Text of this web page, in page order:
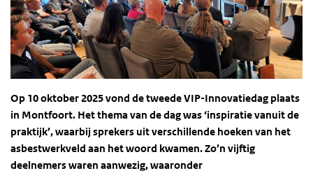
Op 10 oktober 2025 vond de tweede VIP-Innovatiedag plaats
in Montfoort. Het thema van de dag was ‘inspiratie vanuit de
praktijk’, waarbij sprekers uit verschillende hoeken van het
asbestwerkveld aan het woord kwamen. Zo’n vijftig
deelnemers waren aanwezig, waaronder